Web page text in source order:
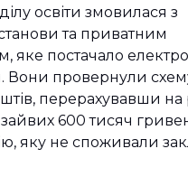
освіти змовилася з
та приватним
яке постачало
Вони провернули
перерахувавши на
600 тисяч
яку не споживали